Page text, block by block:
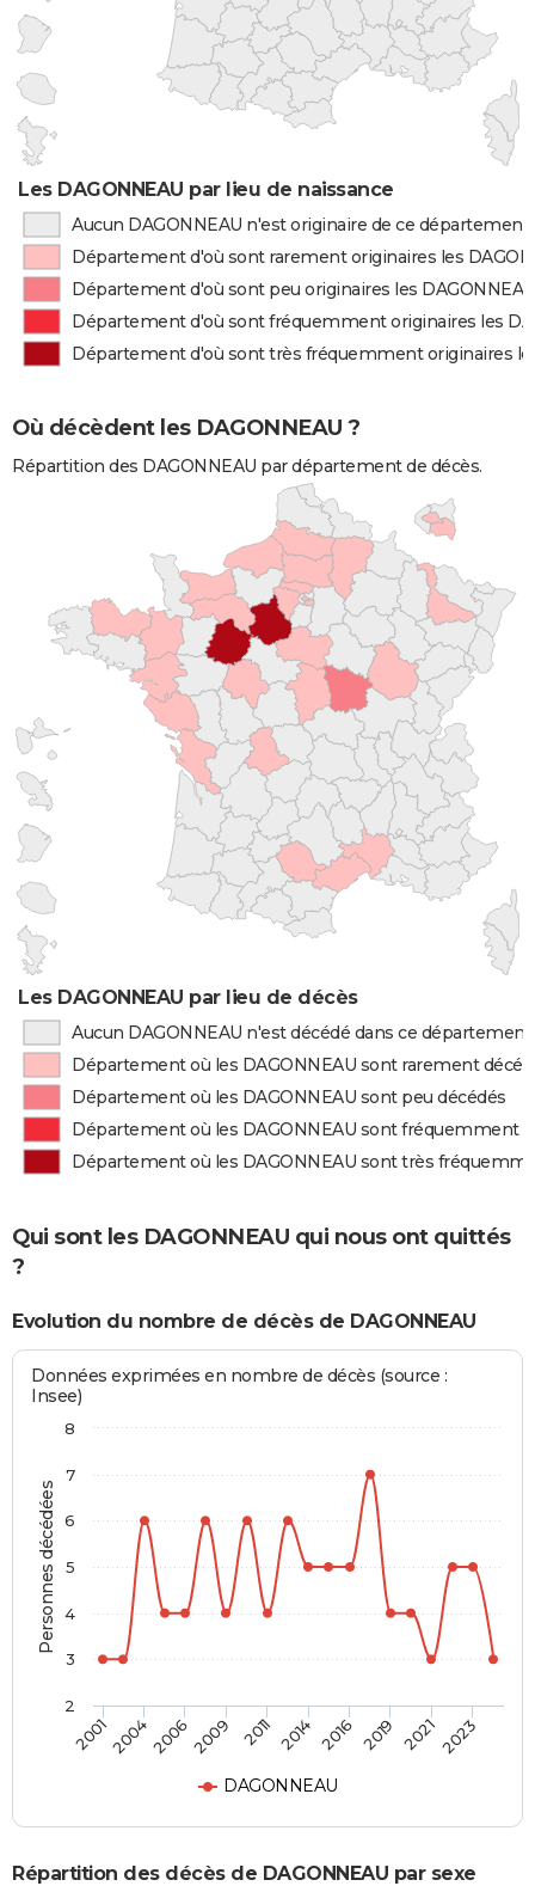
Les DAGONNEAU par lieu de naissance
Aucun DAGONNEAU n'est originaire de ce département
Département d'où sont rarement originaires les
Département d'où sont peu originaires les DAGONNEAU
Département d'où sont fréquemment originaires les
Département d'où sont très fréquemment originaires
Où décèdent les DAGONNEAU ?
Répartition des DAGONNEAU par département de décès.
Les DAGONNEAU par lieu de décès
Aucun DAGONNEAU n'est décédé dans ce département
Département où les DAGONNEAU sont rarement
Département où les DAGONNEAU sont peu décédés
Département où les DAGONNEAU sont fréquemment
Département où les DAGONNEAU sont très
Qui sont les DAGONNEAU qui nous ont quittés
?
Evolution du nombre de décès de DAGONNEAU
Personnes décédées
Données exprimées en nombre de décès (source :
Insee)
DAGONNEAU
2001200420062009 2011 2014 2016 2019 20212023
2
3
4
5
6
7
8
Répartition des décès de DAGONNEAU par sexe